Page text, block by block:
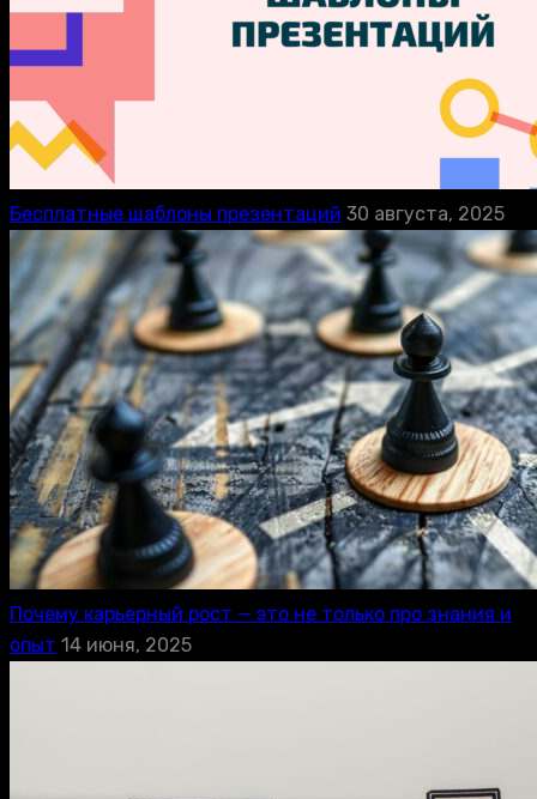
Бесплатные шаблоны презентаций 30 августа, 2025
Почему карьерный рост — это не только про знания и
опыт 14 июня, 2025